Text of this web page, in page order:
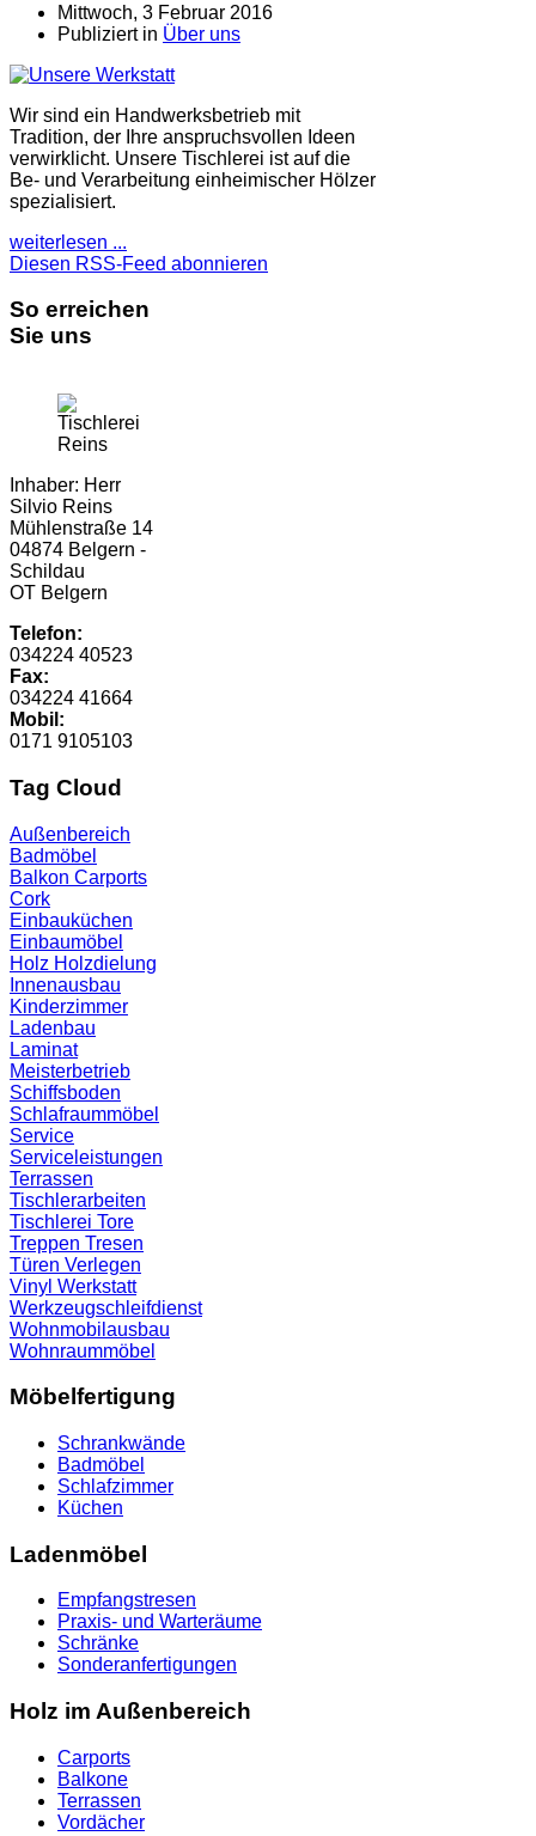
Mittwoch, 3 Februar 2016
Publiziert in Über uns
Wir sind ein Handwerksbetrieb mit
Tradition, der Ihre anspruchsvollen Ideen
verwirklicht. Unsere Tischlerei ist auf die
Be- und Verarbeitung einheimischer Hölzer
spezialisiert.
weiterlesen ...
Diesen RSS-Feed abonnieren
So erreichen
Sie uns
Inhaber: Herr
Silvio Reins
Mühlenstraße 14
04874 Belgern -
Schildau
OT Belgern
Telefon:
034224 40523
Fax:
034224 41664
Mobil:
0171 9105103
Tag Cloud
Außenbereich
Badmöbel
Balkon Carports
Cork
Einbauküchen
Einbaumöbel
Holz Holzdielung
Innenausbau
Kinderzimmer
Ladenbau
Laminat
Meisterbetrieb
Schiffsboden
Schlafraummöbel
Service
Serviceleistungen
Terrassen
Tischlerarbeiten
Tischlerei Tore
Treppen Tresen
Türen Verlegen
Vinyl Werkstatt
Werkzeugschleifdienst
Wohnmobilausbau
Wohnraummöbel
Möbelfertigung
Schrankwände
Badmöbel
Schlafzimmer
Küchen
Ladenmöbel
Empfangstresen
Praxis- und Warteräume
Schränke
Sonderanfertigungen
Holz im Außenbereich
Carports
Balkone
Terrassen
Vordächer